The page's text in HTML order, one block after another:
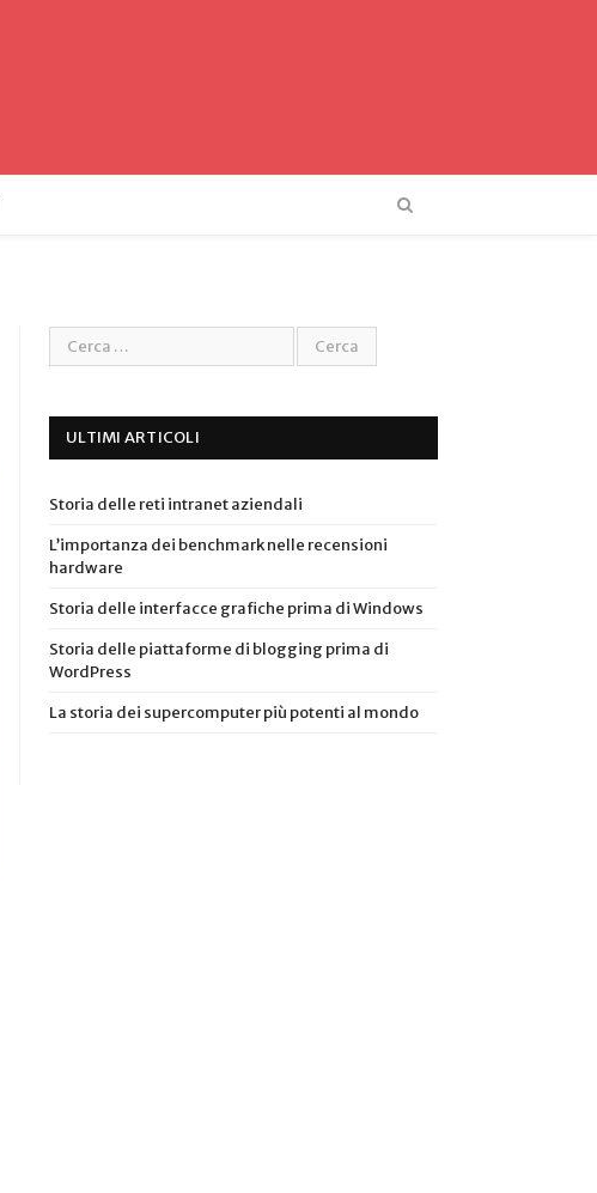
ULTIMI ARTICOLI
Storia delle reti intranet aziendali
L’importanza dei benchmark nelle recensioni
hardware
Storia delle interfacce grafiche prima di Windows
Storia delle piattaforme di blogging prima di
WordPress
La storia dei supercomputer più potenti al mondo